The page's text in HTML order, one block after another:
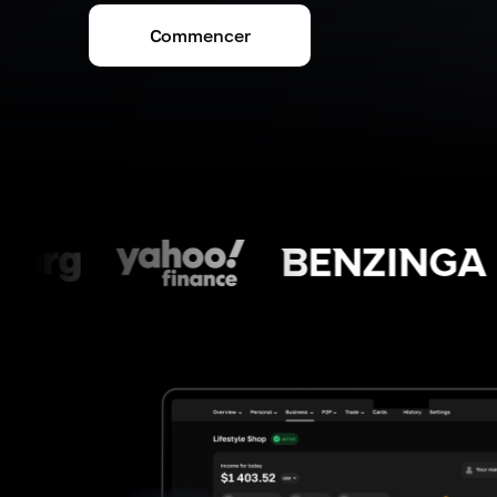
Commencer